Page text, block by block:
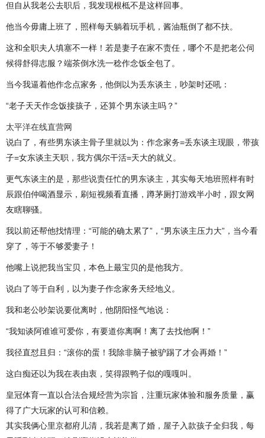
但自从我老公去职后，我发现根柢不是这样回事。
他当今毋庸上班了，照样每天躺着玩手机，酱油瓶倒了都不扶。
这和全职夫人填塞不一样！若是妻子在家不责任，哪个不是把老公伺
候得舒得志服？端茶倒水洗一稔作念饭全包了。
当今我逼着他作念点家务，他倒以为丢东谈主，吵架时还吼：
“老子天天作念饭接孩子，还算个男东谈主吗？”
太平洋在线直营网
说白了，有些男东谈主骨子里就以为：作念家务=丢东谈主现眼，带孩
子=女东谈主天职，我方偶尔干活=天大的就义。
更气东谈主的是，那些说责任忙的男东谈主，其实每天地班照样有时
辰跟伯仲喝酒显示，刷短视频看直播，蹲茅厕打游戏半小时，跟女网
友瞎聊骚。
我以前还帮他找情理：“可能的确太累了”，“男东谈主压力大”，当今看
穿了，等于不够爱妻子！
他嘴上说把我当宝贝，本色上最宝贝的是他我方。
说白了等于自利，以为妻子作念家务天经地义。
我和老公吵架说要仳离时，他阴阳怪气地说：
“我知谈阿谁谁可爱你，有要道你离啊！离了去找他啊！”
我径直怼且归：“滚你的蛋！我除非脑子被驴踢了才会再婚！”
这白痴还以为我在表由衷，笑得跟鸭子似的嘎嘎叫。
皇冠体育一直以合法合规经营为宗旨，注重玩家体验和服务质量，赢
得了广大玩家的认可和信赖。
其实我俩心里京都府儿清，我若是离了婚，屋子入款孩子全归我，每